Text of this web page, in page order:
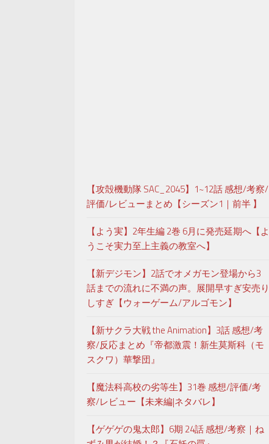
【攻殻機動隊 SAC_2045】1~12話 感想/考察/
評価/レビューまとめ【シーズン1｜前半 】
【よう実】2年生編 2巻 6月に発売延期へ【よ
うこそ実力至上主義の教室へ】
【新デジモン】2話でオメガモン登場から3
話までの流れに不満の声。展開早すぎ安売り
しすぎ【ウォーゲーム/アルゴモン】
【新サクラ大戦 the Animation】3話 感想/考
察/反応まとめ『帝都激震！新生莫斯科（モ
スクワ）華撃団』
【魔法科高校の劣等生】31巻 感想/評価/考
察/レビュー【未来編|ネタバレ】
【ゲゲゲの鬼太郎】6期 24話 感想/考察｜ね